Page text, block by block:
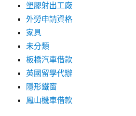
塑膠射出工廠
外勞申請資格
家具
未分類
板橋汽車借款
英國留學代辦
隱形鐵窗
鳳山機車借款